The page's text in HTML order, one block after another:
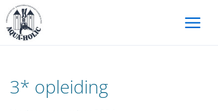
naar
de
inhoud
3* opleiding